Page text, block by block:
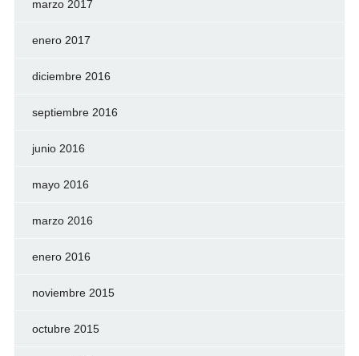
marzo 2017
enero 2017
diciembre 2016
septiembre 2016
junio 2016
mayo 2016
marzo 2016
enero 2016
noviembre 2015
octubre 2015